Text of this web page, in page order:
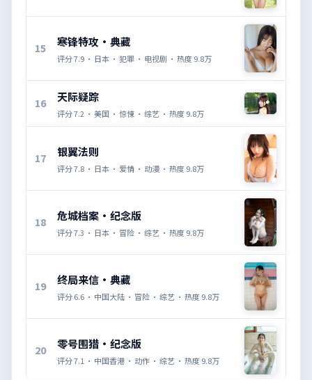
15 寒锋特攻·典藏
评分7.9 · 日本 · 犯罪 · 电视剧 · 热度9.8万
16 天际疑踪
评分7.2 · 美国 · 惊悚 · 综艺 · 热度9.8万
17 银翼法则
评分7.8 · 日本 · 爱情 · 动漫 · 热度9.8万
18 危城档案·纪念版
评分7.3 · 日本 · 冒险 · 综艺 · 热度9.8万
19 终局来信·典藏
评分6.6 · 中国大陆 · 冒险 · 综艺 · 热度9.8万
20 零号围猎·纪念版
评分7.1 · 中国香港 · 动作 · 综艺 · 热度9.8万